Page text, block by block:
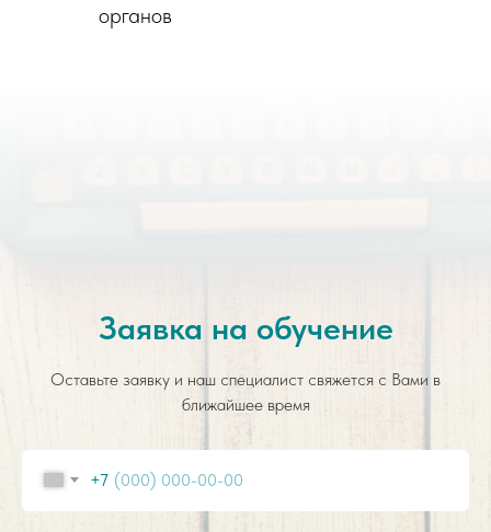
органов
Заявка на обучение
Оставьте заявку и наш специалист свяжется с Вами в
ближайшее время
+7